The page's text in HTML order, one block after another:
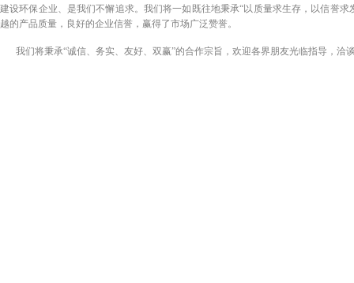
建设环保企业、是我们不懈追求。我们将一如既往地秉承“以质量求生存，以信誉
越的产品质量，良好的企业信誉，赢得了市场广泛赞誉。
我们将秉承“诚信、务实、友好、双赢”的合作宗旨，欢迎各界朋友光临指导，洽